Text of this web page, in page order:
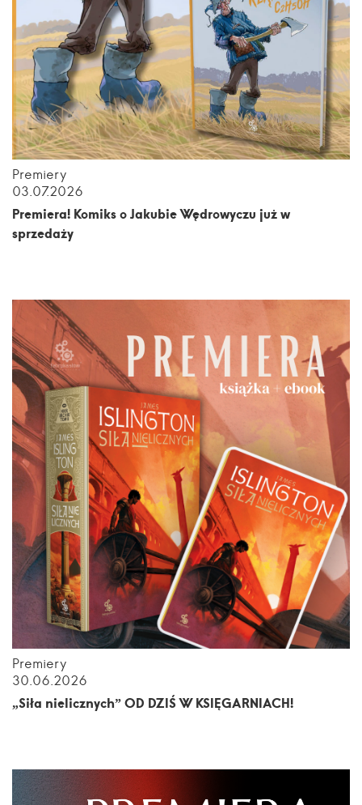
Premiery
03.07.2026
Premiera! Komiks o Jakubie Wędrowyczu już w
sprzedaży
Premiery
30.06.2026
„Siła nielicznych” OD DZIŚ W KSIĘGARNIACH!